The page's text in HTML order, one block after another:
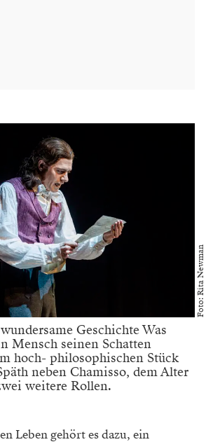
Foto: Rita Newman
Geschichte Was
Mensch seinen Schatten
hoch- philosophischen Stück
neben Chamisso, dem Alter
weitere Rollen.
Leben gehört es dazu, ein